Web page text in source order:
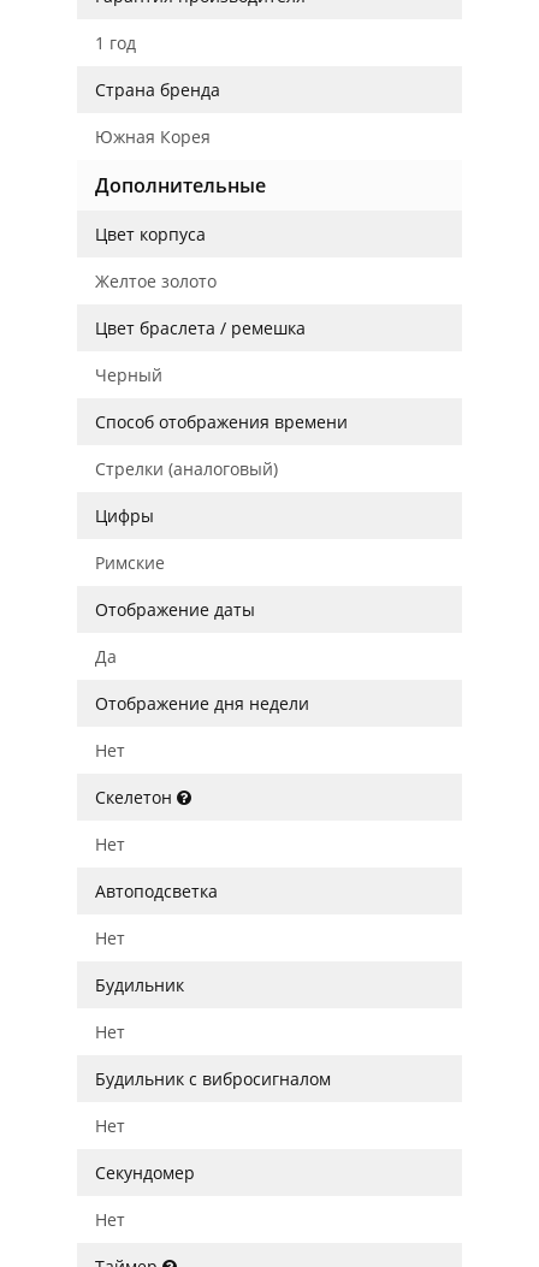
1 год
Страна бренда
Южная Корея
Дополнительные
Цвет корпуса
Желтое золото
Цвет браслета / ремешка
Черный
Способ отображения времени
Стрелки (аналоговый)
Цифры
Римские
Отображение даты
Да
Отображение дня недели
Нет
Скелетон
Нет
Автоподсветка
Нет
Будильник
Нет
Будильник с вибросигналом
Нет
Секундомер
Нет